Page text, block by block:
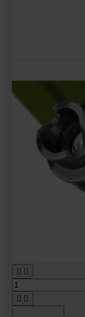
 
 